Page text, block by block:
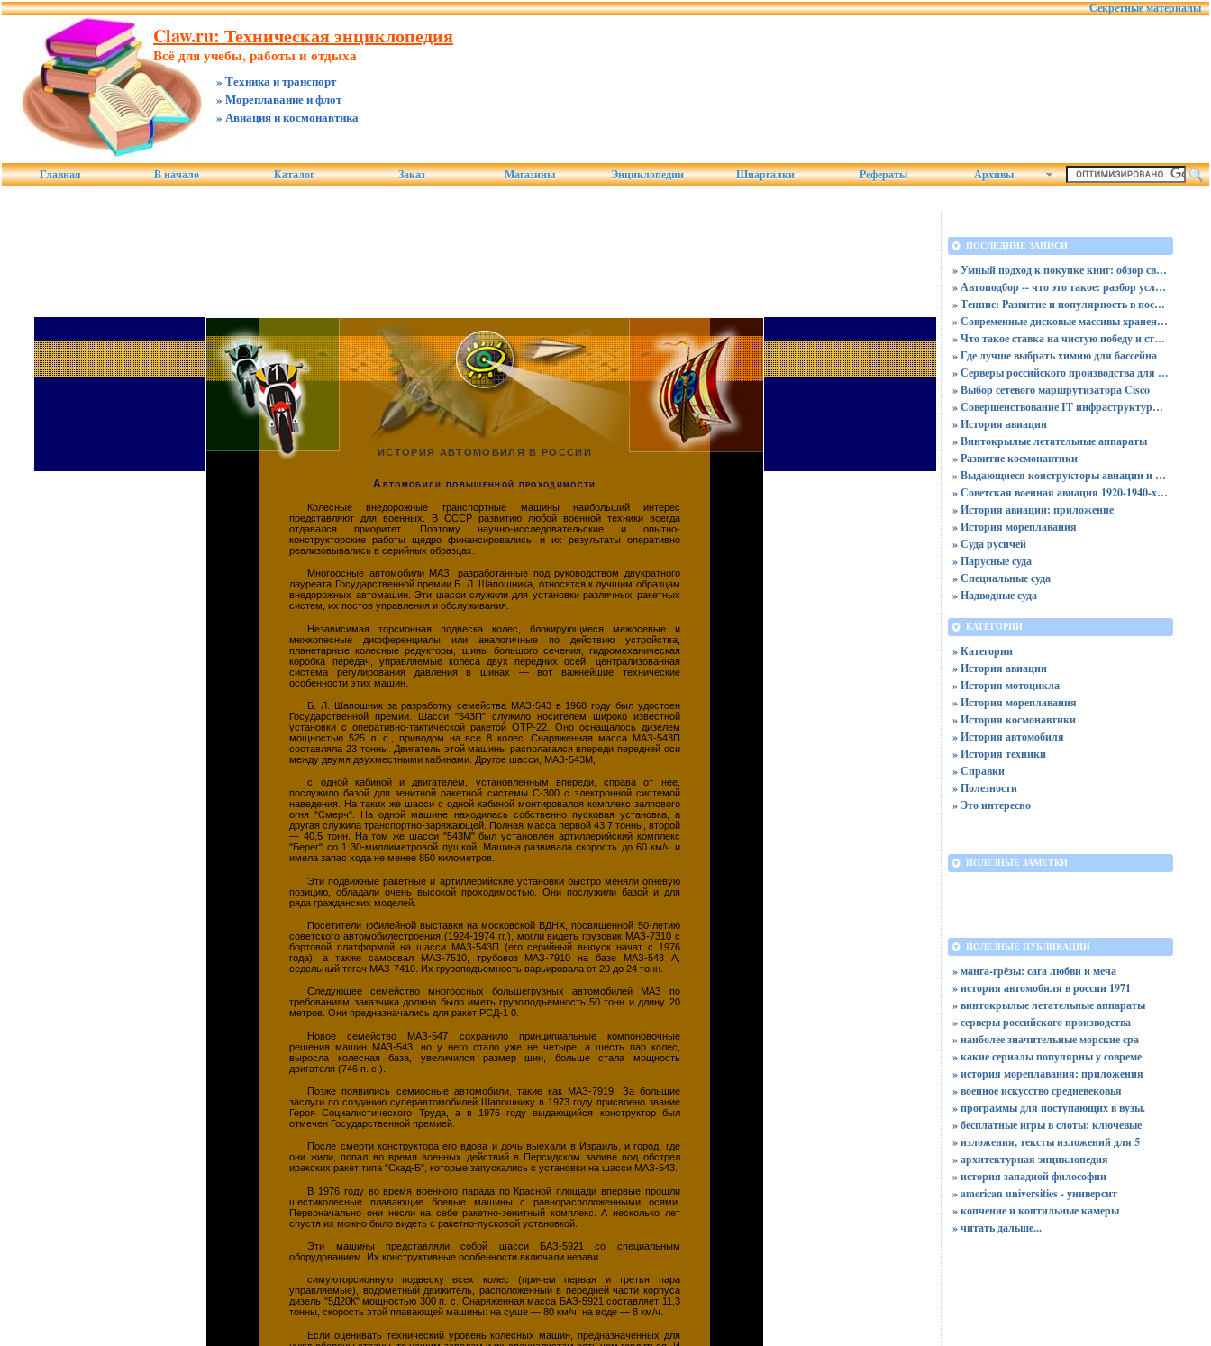
Секретные материалы
Claw.ru: Техническая энциклопедия
Всё для учебы, работы и отдыха
» Техника и транспорт
» Мореплавание и флот
» Авиация и космонавтика
Главная В начало Каталог Заказ Магазины Энциклопедии Шпаргалки Рефераты Архивы
ИСТОРИЯ АВТОМОБИЛЯ В РОССИИ
Автомобили повышенной проходимости
Колесные внедорожные транспортные машины наибольший интерес
представляют для военных. В СССР развитию любой военной техники всегда
отдавался приоритет. Поэтому научно-исследовательские и опытно-
конструкторские работы щедро финансировались, и их результаты оперативно
реализовывались в серийных образцах.
Многоосные автомобили МАЗ, разработанные под руководством двукратного
лауреата Государственной премии Б. Л. Шапошника, относятся к лучшим образцам
внедорожных автомашин. Эти шасси служили для установки различных ракетных
систем, их постов управления и обслуживания.
Независимая торсионная подвеска колес, блокирующиеся межосевые и
межкопесные дифференциалы или аналогичные по действию устройства,
планетарные колесные редукторы, шины большого сечения, гидромеханическая
коробка передач, управляемые колеса двух передних осей, централизованная
система регулирования давления в шинах — вот важнейшие технические
особенности этих машин.
Б. Л. Шапошник за разработку семейства МАЗ-543 в 1968 году был удостоен
Государственной премии. Шасси "543П" служило носителем широко известной
установки с оперативно-тактической ракетой ОТР-22. Оно оснащалось дизелем
мощностью 525 л. с., приводом на все 8 колес. Снаряженная масса МАЗ-543П
составляла 23 тонны. Двигатель этой машины располагался впереди передней оси
между двумя двухместными кабинами. Другое шасси, МАЗ-543М,
с одной кабиной и двигателем, установленным впереди, справа от нее,
послужило базой для зенитной ракетной системы С-300 с электронной системой
наведения. На таких же шасси с одной кабиной монтировался комплекс залпового
огня "Смерч". На одной машине находилась собственно пусковая установка, а
другая служила транспортно-заряжающей. Полная масса первой 43,7 тонны, второй
— 40,5 тонн. На том же шасси "543М" был установлен артиллерийский комплекс
"Берег" со 1 30-миллиметровой пушкой. Машина развивала скорость до 60 км/ч и
имела запас хода не менее 850 километров.
Эти подвижные ракетные и артиллерийские установки быстро меняли огневую
позицию, обладали очень высокой проходимостью. Они послужили базой и для
ряда гражданских моделей.
Посетители юбилейной выставки на московской ВДНХ, посвященной 50-летию
советского автомобилестроения (1924-1974 гг.), могли видеть грузовик МАЗ-7310 с
бортовой платформой на шасси МАЗ-543П (его серийный выпуск начат с 1976
года), а также самосвал МАЗ-7510, трубовоз МАЗ-7910 на базе МАЗ-543 А,
седельный тягач МАЗ-7410. Их грузоподъемность варьировала от 20 до 24 тонн.
Следующее семейство многоосных большегрузных автомобилей МАЗ по
требованиям заказчика должно было иметь грузоподъемность 50 тонн и длину 20
метров. Они предназначались для ракет РСД-1 0.
Новое семейство МАЗ-547 сохранило принципиальные компоновочные
решения машин МАЗ-543, но у него стало уже не четыре, а шесть пар колес,
выросла колесная база, увеличился размер шин, больше стала мощность
двигателя (746 п. с.).
Позже появились семиосные автомобили, такие как МАЗ-7919. За большие
заслуги по созданию суперавтомобилей Шапошнику в 1973 году присвоено звание
Героя Социалистического Труда, а в 1976 году выдающийся конструктор был
отмечен Государственной премией.
После смерти конструктора его вдова и дочь выехали в Израиль, и город, где
они жили, попал во время военных действий в Персидском заливе под обстрел
иракских ракет типа "Скад-Б", которые запускались с установки на шасси МАЗ-543.
В 1976 году во время военного парада по Красной площади впервые прошли
шестиколесные плавающие боевые машины с равнорасположенными осями.
Первоначально они несли на себе ракетно-зенитный комплекс. А несколько лет
спустя их можно было видеть с ракетно-пусковой установкой.
Эти машины представляли собой шасси БАЗ-5921 со специальным
оборудованием. Их конструктивные особенности включали незави
симуюторсионную подвеску всех колес (причем первая и третья пара
управляемые), водометный движитель, расположенный в передней части корпуса
дизель "5Д20К" мощностью 300 п. с. Снаряженная масса БАЗ-5921 составляет 11,3
тонны, скорость этой плавающей машины: на суше — 80 км/ч, на воде — 8 км/ч.
Если оценивать технический уровень колесных машин, предназначенных для
ПОСЛЕДНИЕ ЗАПИСИ
» Умный подход к покупке книг: обзор связки магазина «Читай-город» и сервиса промокодов от Пикабу
» Автоподбор -- что это такое: разбор услуг, плюсов и скрытых рисков для покупателя
» Теннис: Развитие и популярность в последние десятилетия
» Современные дисковые массивы хранения данных
» Что такое ставка на чистую победу и ставка с форой
» Где лучше выбрать химию для бассейна
» Серверы российского производства для госучреждений - новая реальность
» Выбор сетевого маршрутизатора Cisco
» Совершенствование IT инфраструктуры компании: максимальная эффективность и производительность
» История авиации
» Винтокрылые летательные аппараты
» Развитие космонавтики
» Выдающиеся конструкторы авиации и космонавтики
» Советская военная авиация 1920-1940-х годов
» История авиации: приложение
» История мореплавания
» Суда русичей
» Парусные суда
» Специальные суда
» Надводные суда
КАТЕГОРИИ
» Категории
» История авиации
» История мотоцикла
» История мореплавания
» История космонавтики
» История автомобиля
» История техники
» Справки
» Полезности
» Это интересно
ПОЛЕЗНЫЕ ЗАМЕТКИ
ПОЛЕЗНЫЕ ПУБЛИКАЦИИ
» манга-грёзы: сага любви и меча
» история автомобиля в россии 1971
» винтокрылые летательные аппараты
» серверы российского производства
» наиболее значительные морские сра
» какие сериалы популярны у совреме
» история мореплавания: приложения
» военное искусство средневековья
» программы для поступающих в вузы.
» бесплатные игры в слоты: ключевые
» изложения, тексты изложений для 5
» архитектурная энциклопедия
» история западной философии
» american universities - университ
» копчение и коптильные камеры
»читать дальше...